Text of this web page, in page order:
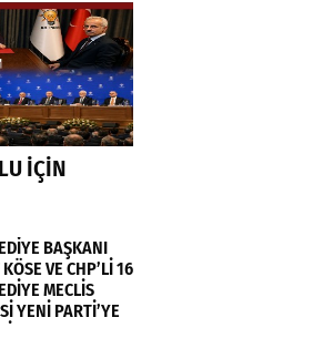
İÇİN
BAŞKANI
KÖSE VE CHP’Lİ 16
MECLİS
YENİ PARTİ’YE